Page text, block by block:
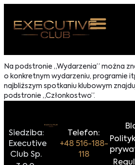
NAS
Na podstronie „Wydarzenia” można
o konkretnym wydarzeniu, programie
najbliższym spotkaniu klubowym
podstronie „Członkostwo”.
Siedziba:
Executive
Club Sp.
Telefon:
+48 516-188-
118